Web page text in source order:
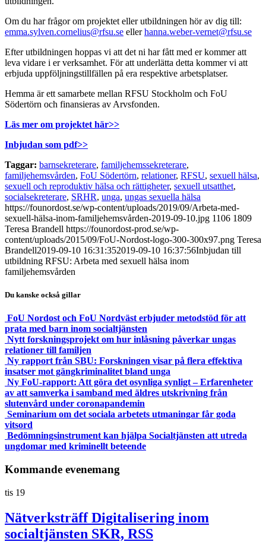
Om du har frågor om projektet eller utbildningen hör av dig till:
emma.sylven.cornelius@rfsu.se ellerhanna.weber-vernet@rfsu.se
Efter utbildningen hoppas vi att det ni har fått med er kommer att
leva vidare i er verksamhet. För att underlätta detta kommer vi att
erbjuda uppföljningstillfällen på era respektive arbetsplatser.
Hemma är ett samarbete mellan RFSU Stockholm och FoU
Södertörn och finansieras av Arvsfonden.
Läs mer om projektet här>>
Inbjudan som pdf>>
Taggar: barnsekreterare, familjehemssekreterare,
familjehemsvården, FoU Södertörn, relationer, RFSU, sexuell hälsa,
sexuell och reproduktiv hälsa och rättigheter, sexuell utsatthet,
socialsekreterare, SRHR, unga, ungas sexuella hälsa
https://founordost.se/wp-content/uploads/2019/09/Arbeta-med-
sexuell-hälsa-inom-familjehemsvården-2019-09-10.jpg 1106 1809
Teresa Brandell https://founordost-prod.se/wp-
content/uploads/2015/09/FoU-Nordost-logo-300-300x97.png Teresa
Brandell2019-09-10 16:31:352019-09-10 16:37:56Inbjudan till
utbildning RFSU: Arbeta med sexuell hälsa inom
familjehemsvården
Du kanske också gillar
FoU Nordost och FoU Nordväst erbjuder metodstöd för att
prata med barn inom socialtjänsten
Nytt forskningsprojekt om hur inlåsning påverkar ungas
relationer till familjen
Ny rapport från SBU: Forskningen visar på flera effektiva
insatser mot gängkriminalitet bland unga
Ny FoU-rapport: Att göra det osynliga synligt – Erfarenheter
av att samverka i samband med äldres utskrivning från
slutenvård under coronapandemin
Seminarium om det sociala arbetets utmaningar får goda
vitsord
Bedömningsinstrument kan hjälpa Socialtjänsten att utreda
ungdomar med kriminellt beteende
Kommande evenemang
tis 19
Nätverksträff Digitalisering inom
socialtjänsten SKR, RSS